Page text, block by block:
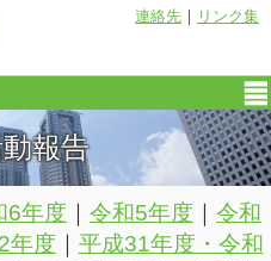
連絡先 ｜ リンク集
報告
6年度 令和5年度
令和
年度
平成31年度・令和